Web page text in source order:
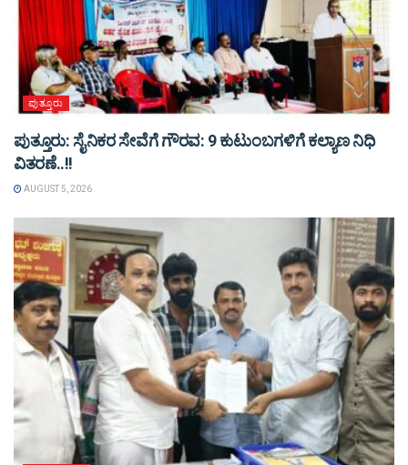
ಪುತ್ತೂರು
ಪುತ್ತೂರು: ಸೈನಿಕರ ಸೇವೆಗೆ ಗೌರವ: 9 ಕುಟುಂಬಗಳಿಗೆ ಕಲ್ಯಾಣ ನಿಧಿ
ವಿತರಣೆ..!!
AUGUST 5, 2026